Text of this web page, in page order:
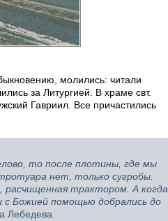
молились: читали
за Литургией. В храме свт.
Гавриил. Все причастились
то после плотины, где мы
нет, только сугробы.
трактором. А когда
Божией помощью добрались до
Лебедева.